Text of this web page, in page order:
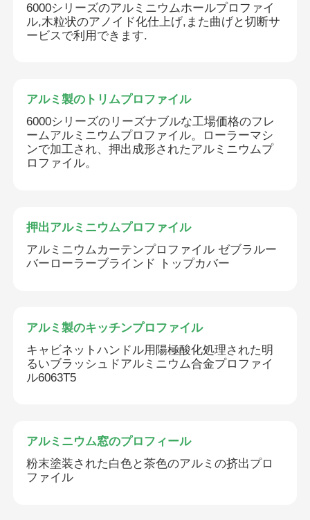
6000シリーズのアルミニウムホールプロファイ
ル,木粒状のアノイド化仕上げ,また曲げと切断サ
ービスで利用できます.
アルミ製のトリムプロファイル
6000シリーズのリーズナブルな工場価格のフレ
ームアルミニウムプロファイル。ローラーマシ
ンで加工され、押出成形されたアルミニウムプ
ロファイル。
押出アルミニウムプロファイル
アルミニウムカーテンプロファイル ゼブラルー
バーローラーブラインド トップカバー
アルミ製のキッチンプロファイル
キャビネットハンドル用陽極酸化処理された明
るいブラッシュドアルミニウム合金プロファイ
ル6063T5
アルミニウム窓のプロフィール
粉末塗装された白色と茶色のアルミの挤出プロ
ファイル